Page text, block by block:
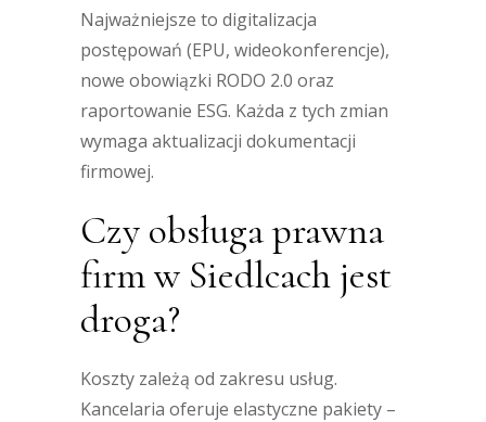
Najważniejsze to digitalizacja
postępowań (EPU, wideokonferencje),
nowe obowiązki RODO 2.0 oraz
raportowanie ESG. Każda z tych zmian
wymaga aktualizacji dokumentacji
firmowej.
Czy obsługa prawna
firm w Siedlcach jest
droga?
Koszty zależą od zakresu usług.
Kancelaria oferuje elastyczne pakiety –